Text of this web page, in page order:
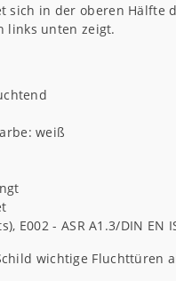
in der oberen Hälfte
links unten zeigt.
weiß
E002 - ASR A1.3/DIN EN
wichtige Fluchttüren